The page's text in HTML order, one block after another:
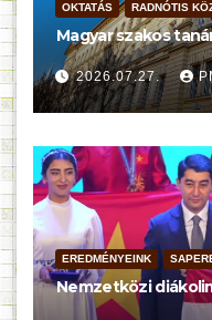
OKTATÁS RADNÓTIS
Magyar szakos
2026.07.27.
EREDMÉNYEINK
Nemzetközi